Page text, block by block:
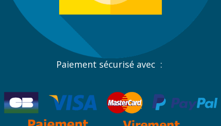
Paiement sécurisé avec :